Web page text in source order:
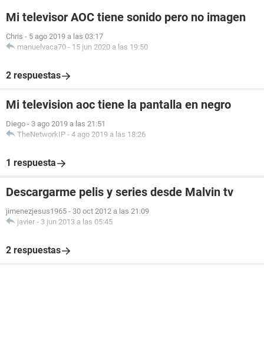
Mi televisor AOC tiene sonido pero no imagen
Chris - 5 ago 2019 a las 03:17
manuelvaca70 - 15 jun 2020 a las 19:50
2 respuestas
Mi television aoc tiene la pantalla en negro
Diego - 3 ago 2019 a las 21:51
TheNetworkIP - 4 ago 2019 a las 18:26
1 respuesta
Descargarme pelis y series desde Malvin tv
jimenezjesus1965 - 30 oct 2012 a las 21:09
javier - 3 jun 2013 a las 05:45
2 respuestas